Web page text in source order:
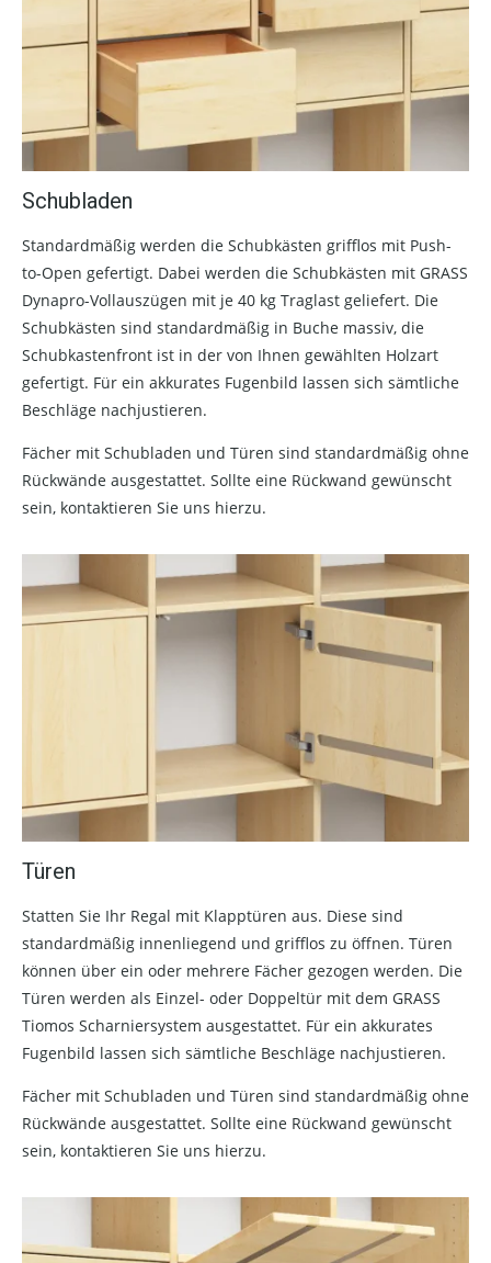
Schubladen
Standardmäßig werden die Schubkästen grifflos mit Push-
to-Open gefertigt. Dabei werden die Schubkästen mit GRASS
Dynapro-Vollauszügen mit je 40 kg Traglast geliefert. Die
Schubkästen sind standardmäßig in Buche massiv, die
Schubkastenfront ist in der von Ihnen gewählten Holzart
gefertigt. Für ein akkurates Fugenbild lassen sich sämtliche
Beschläge nachjustieren.
Fächer mit Schubladen und Türen sind standardmäßig ohne
Rückwände ausgestattet. Sollte eine Rückwand gewünscht
sein, kontaktieren Sie uns hierzu.
Türen
Statten Sie Ihr Regal mit Klapptüren aus. Diese sind
standardmäßig innenliegend und grifflos zu öffnen. Türen
können über ein oder mehrere Fächer gezogen werden. Die
Türen werden als Einzel- oder Doppeltür mit dem GRASS
Tiomos Scharniersystem ausgestattet. Für ein akkurates
Fugenbild lassen sich sämtliche Beschläge nachjustieren.
Fächer mit Schubladen und Türen sind standardmäßig ohne
Rückwände ausgestattet. Sollte eine Rückwand gewünscht
sein, kontaktieren Sie uns hierzu.